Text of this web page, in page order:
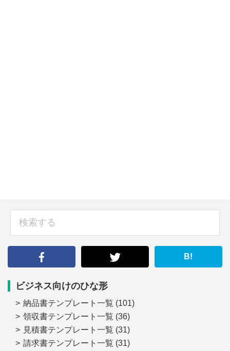
B!
ビジネス向けのひな形
納品書テンプレート一覧 (101)
領収書テンプレート一覧 (36)
見積書テンプレート一覧 (31)
請求書テンプレート一覧 (31)